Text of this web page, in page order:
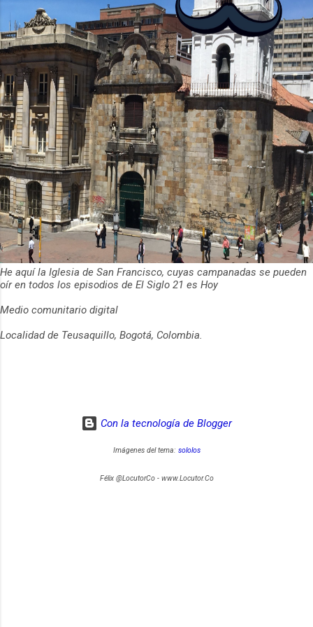
de usuarios activos diarios. Desde 2022,
ha empeza...
He aquí la Iglesia de San Francisco, cuyas campanadas se pueden
oír en todos los episodios de El Siglo 21 es Hoy
Medio comunitario digital
Localidad de Teusaquillo, Bogotá, Colombia.
Con la tecnología de Blogger
Imágenes del tema: sololos
Félix @LocutorCo - www.Locutor.Co